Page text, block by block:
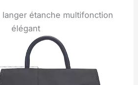
langer étanche multifonction
élégant